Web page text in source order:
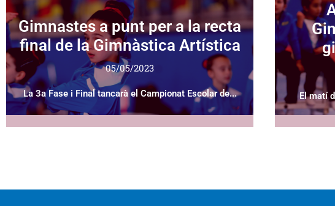
Gimnastes a punt per a la recta
final de la Gimnàstica Artística
05/05/2023
La 3a Fase i Final tancarà el Campionat Escolar de...
El matí